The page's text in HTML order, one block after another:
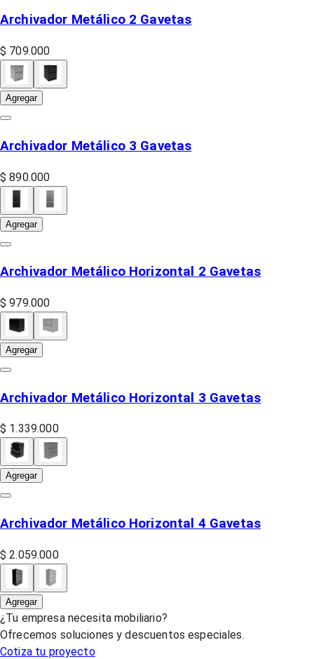
Archivador Metálico 2 Gavetas
$ 709.000
Agregar
Archivador Metálico 3 Gavetas
$ 890.000
Agregar
Archivador Metálico Horizontal 2 Gavetas
$ 979.000
Agregar
Archivador Metálico Horizontal 3 Gavetas
$ 1.339.000
Agregar
Archivador Metálico Horizontal 4 Gavetas
$ 2.059.000
Agregar
¿Tu empresa necesita mobiliario?
Ofrecemos soluciones y descuentos especiales.
Cotiza tu proyecto